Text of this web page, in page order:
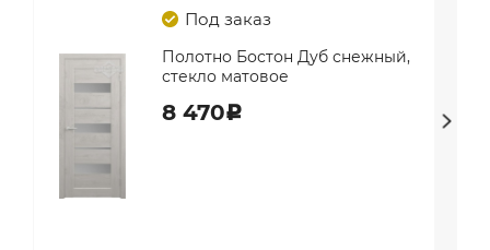
Под заказ
Полотно Бостон Дуб снежный,
стекло матовое
8 470c